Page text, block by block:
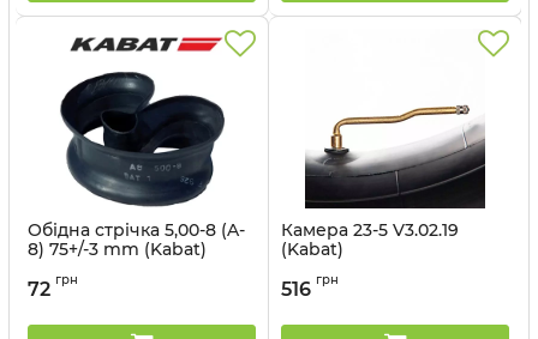
Обідна стрічка 5,00-8 (A-
8) 75+/-3 mm (Kabat)
72 грн
Камера 23-5 V3.02.19
(Kabat)
516 грн